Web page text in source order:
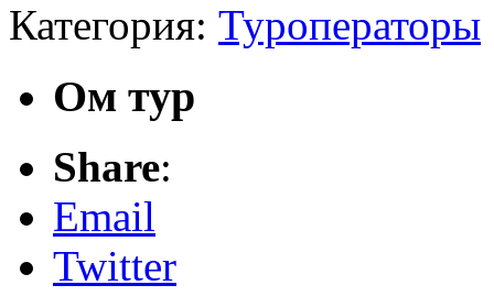
Категория: Туроператоры
Ом тур
Share:
Email
Twitter